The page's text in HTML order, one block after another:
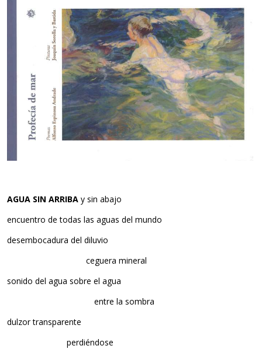
AGUA SIN ARRIBA y sin abajo
encuentro de todas las aguas del mundo
desembocadura del diluvio
ceguera mineral
sonido del agua sobre el agua
entre la sombra
dulzor transparente
perdiéndose